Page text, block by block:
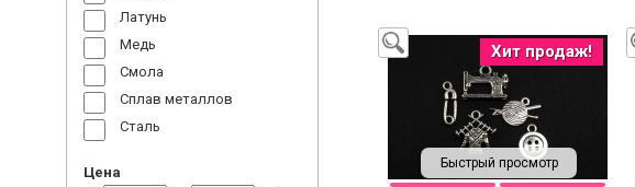
Латунь
Медь
Смола
Сплав металлов
Сталь
Цена
Быстрый просмотр
Хит продаж!